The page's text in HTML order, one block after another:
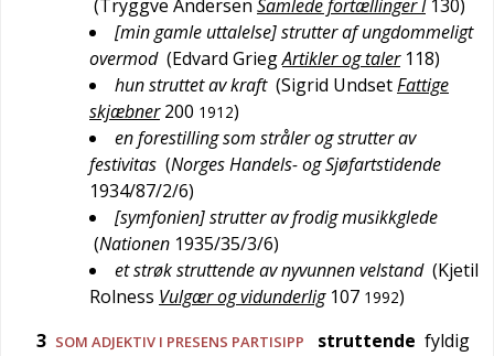
(Tryggve Andersen Samlede fortællinger I 130)
[min gamle uttalelse] strutter af ungdommeligt
overmod (Edvard GriegArtikler og taler 118)
hun struttet av kraft (Sigrid UndsetFattige
skjæbner 200 1912)
en forestilling som stråler og strutter av
festivitas (Norges Handels- og Sjøfartstidende
1934/87/2/6)
[symfonien] strutter av frodig musikkglede
(Nationen 1935/35/3/6)
et strøk struttende av nyvunnen velstand (Kjetil
Rolness Vulgær og vidunderlig 107 1992)
3 SOM ADJEKTIV I PRESENS PARTISIPP struttende fyldig